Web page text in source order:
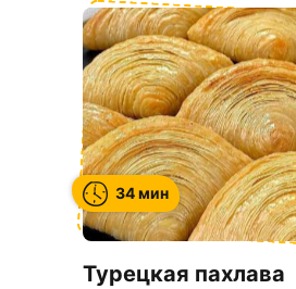
34 мин
Турецкая пахлава